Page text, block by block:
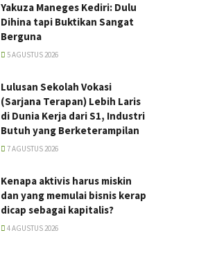
Yakuza Maneges Kediri: Dulu
Dihina tapi Buktikan Sangat
Berguna
5 AGUSTUS 2026
Lulusan Sekolah Vokasi
(Sarjana Terapan) Lebih Laris
di Dunia Kerja dari S1, Industri
Butuh yang Berketerampilan
7 AGUSTUS 2026
Kenapa aktivis harus miskin
dan yang memulai bisnis kerap
dicap sebagai kapitalis?
4 AGUSTUS 2026